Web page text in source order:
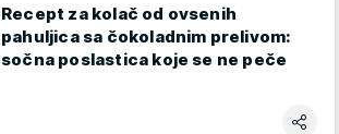
Recept za kolač od ovsenih
pahuljica sa čokoladnim prelivom:
sočna poslastica koje se ne peče